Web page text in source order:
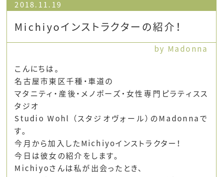
2018.11.19
Michiyoインストラクターの紹介！
by Madonna
こんにちは。
名古屋市東区千種・車道の
マタニティ・産後・メノポーズ・女性専門ピラティスス
タジオ
Studio Wohl （スタジオヴォール）のMadonnaで
す。
今月から加入したMichiyoインストラクター！
今日は彼女の紹介をします。
Michiyoさんは私が出会ったとき、